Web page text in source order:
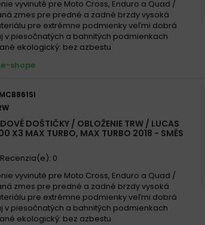
vyvinuté pre Moto Cross, Enduro a Quad /
zmes pre predné a zadné brzdy vysoká
pre extrémne podmienky veľmi dobrá
v piesočnatých a bahnitých podmienkach
ekologický: bez azbestu
shope
DOŠTIČKY / OBLOŽENIE TRW / LUCAS
X3 MAX TURBO, MAX TURBO 2018 - SMĚS
Recenzia(e): 0
vyvinuté pre Moto Cross, Enduro a Quad /
zmes pre predné a zadné brzdy vysoká
pre extrémne podmienky veľmi dobrá
v piesočnatých a bahnitých podmienkach
ekologický: bez azbestu